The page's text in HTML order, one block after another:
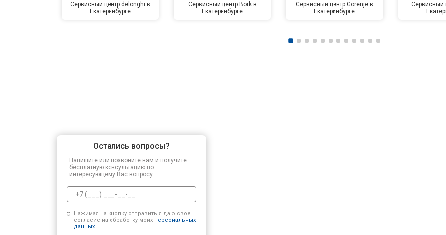
Сервисный центр delonghi в
Екатеринбурге
Сервисный центр Bork в
Екатеринбурге
Сервисный центр Gorenje в
Екатеринбурге
Сервисный
Остались вопросы?
Напишите или позвоните нам и получите
бесплатную консультацию по
интересующему Вас вопросу.
Нажимая на кнопку отправить я даю свое
согласие на обработку моих персональных
данных.